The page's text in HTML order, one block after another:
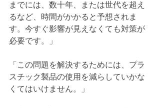
までには、数十年、または世代を超え
るなど、時間がかかると予想されま
す。今すぐ影響が見えなくても対策が
必要です。」
「この問題を解決するためには、プラ
スチック製品の使用を減らしていかな
くてはいけません。」